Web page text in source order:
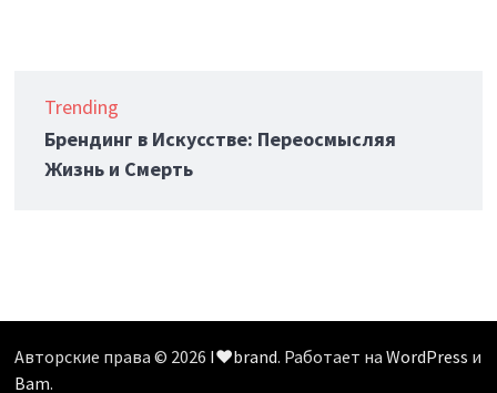
Trending
Брендинг в Искусстве: Переосмысляя
Жизнь и Смерть
Авторские права © 2026 I❤️brand. Работает наWordPress и
Bam.